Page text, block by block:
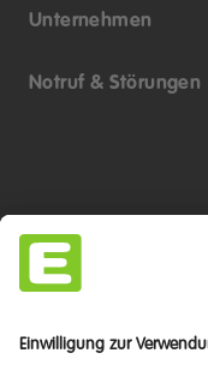
Unternehmen
Notruf & Störungen